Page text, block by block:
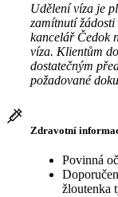
Udělení víza je
zamítnutí
kancelář Čedok
víza. Klientům
dostatečným
požadované
Zdravotní
Povinná
žloutenka